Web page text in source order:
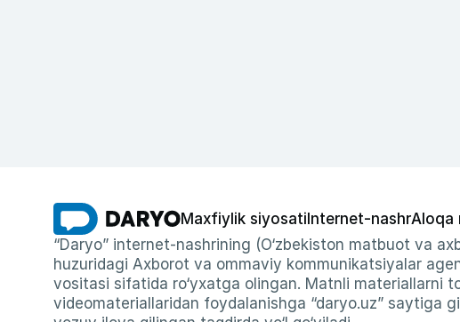
Maxfiylik siyosati Internet-nashrAloqa
“Daryo” internet-nashrining (O‘zbekiston matbuot va
huzuridagi Axborot va ommaviy kommunikatsiyalar
vositasi sifatida ro‘yxatga olingan. Matnli materiallarni
videomateriallaridan foydalanishga “daryo.uz” saytiga